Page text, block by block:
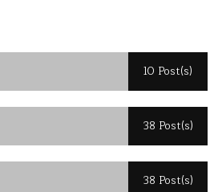
10 Post(s)
38 Post(s)
38 Post(s)